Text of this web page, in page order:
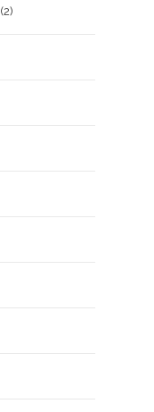
(2)